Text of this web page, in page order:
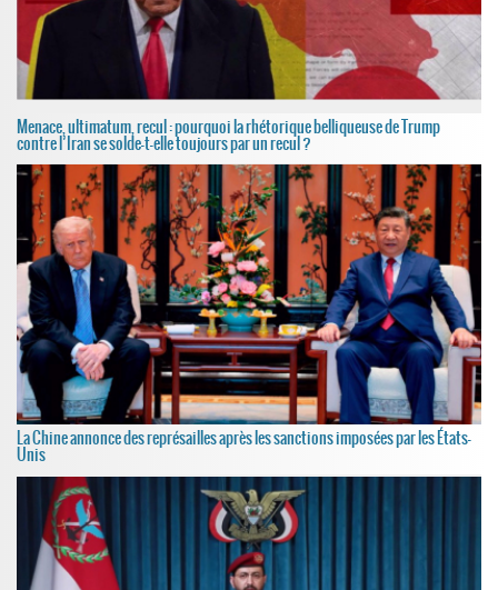
Menace, ultimatum, recul : pourquoi la rhétorique belliqueuse de Trump
contre l’Iran se solde-t-elle toujours par un recul ?
La Chine annonce des représailles après les sanctions imposées par les États-
Unis